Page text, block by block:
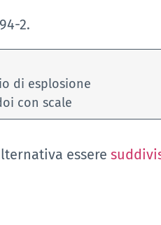
2.
di esplosione
con scale
essere